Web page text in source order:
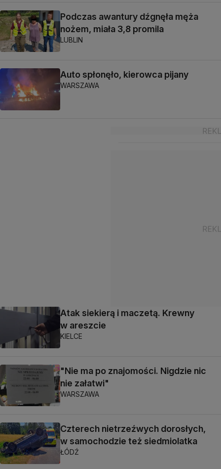
Podczas awantury dźgnęła męża
nożem, miała 3,8 promila
LUBLIN
Auto spłonęło, kierowca pijany
WARSZAWA
Atak siekierą i maczetą. Krewny
w areszcie
KIELCE
"Nie ma po znajomości. Nigdzie nic
nie załatwi"
WARSZAWA
Czterech nietrzeźwych dorosłych,
w samochodzie też siedmiolatka
ŁÓDŹ